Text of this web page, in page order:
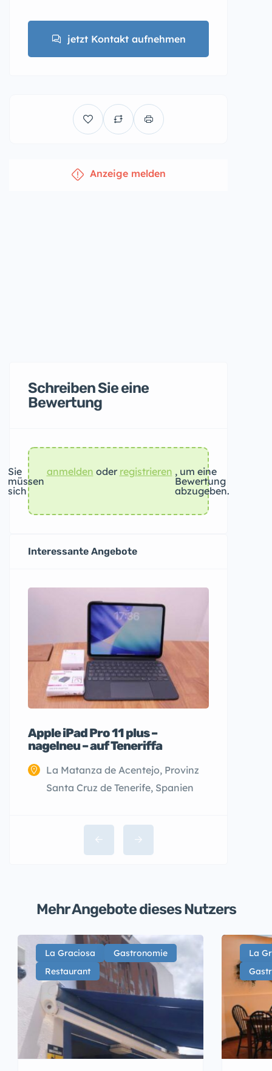
jetzt Kontakt aufnehmen
Anzeige melden
Schreiben Sie eine
Bewertung
Sie
müssen
sich
anmelden oder registrieren , um eine
Bewertung
abzugeben.
Interessante Angebote
Apple iPad Pro 11 plus –
nagelneu – auf Teneriffa
La Matanza de Acentejo, Provinz
Santa Cruz de Tenerife, Spanien
Mehr Angebote dieses Nutzers
La Graciosa
Gastronomie
Restaurant
La